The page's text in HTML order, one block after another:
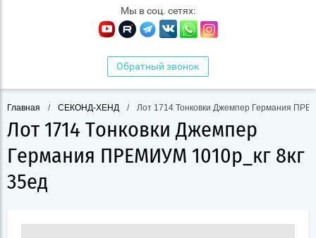
Мы в соц. сетях:
Обратный звонок
Главная / СЕКОНД-ХЕНД / Лот 1714 Тонковки Джемпер Германия
Лот 1714 Тонковки Джемпер
Германия ПРЕМИУМ 1010р_кг 8кг
35ед